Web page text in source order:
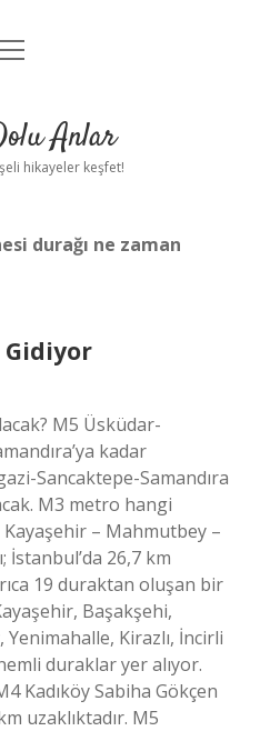
UyarıAnlar
hikayeler keşfet!
durağı ne zaman
Gidiyor
M5 Üsküdar-
kadar
Sancaktepe-Samandıra
M3 metro hangi
– Mahmutbey –
İstanbul’da 26,7 km
19 duraktan oluşan bir
Başakşehi,
Kirazlı, İncirli
duraklar yer alıyor.
Kadıköy Sabiha Gökçen
uzaklıktadır. M5